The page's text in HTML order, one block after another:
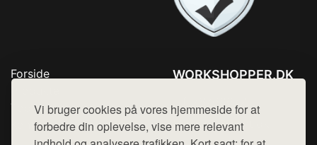
Vi bruger cookies på vores hjemmeside for at
forbedre din oplevelse, vise mere relevant
Forside
Top Rabatter
Kontakt
WORKSHOPPER.DK
Mail: hej@want.dk